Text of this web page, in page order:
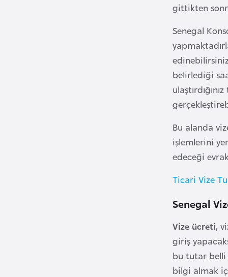
gittikten
Senegal
belirlediği
Bu alanda
işlemlerini
edeceği
Ticari Vize
Senegal
Vize ücreti,
giriş
bu tutar belli
bilgi almak